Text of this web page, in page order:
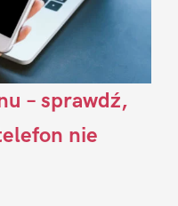
– sprawdź,
nie